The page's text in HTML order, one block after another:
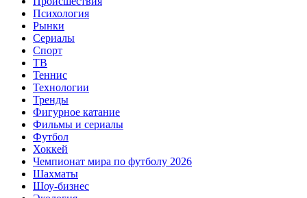
Психология
Рынки
Сериалы
Спорт
ТВ
Теннис
Технологии
Тренды
Фигурное катание
Фильмы и сериалы
Футбол
Хоккей
Чемпионат мира по футболу 2026
Шахматы
Шоу-бизнес